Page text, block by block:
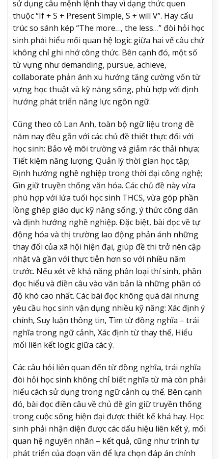
sử dụng câu mệnh lệnh thay vì dạng thức quen
thuộc “If + S + Present Simple, S + will V”. Hay cấu
trúc so sánh kép “The more…, the less…” đòi hỏi học
sinh phải hiểu mối quan hệ logic giữa hai vế câu chứ
không chỉ ghi nhớ công thức. Bên cạnh đó, một số
từ vựng như demanding, pursue, achieve,
collaborate phản ánh xu hướng tăng cường vốn từ
vựng học thuật và kỹ năng sống, phù hợp với định
hướng phát triển năng lực ngôn ngữ.
Cũng theo cô Lan Anh, toàn bộ ngữ liệu trong đề
năm nay đều gắn với các chủ đề thiết thực đối với
học sinh: Bảo vệ môi trường và giảm rác thải nhựa;
Tiết kiệm năng lượng; Quản lý thời gian học tập;
Định hướng nghề nghiệp trong thời đại công nghệ;
Gìn giữ truyền thống văn hóa. Các chủ đề này vừa
phù hợp với lứa tuổi học sinh THCS, vừa góp phần
lồng ghép giáo dục kỹ năng sống, ý thức công dân
và định hướng nghề nghiệp. Đặc biệt, bài đọc về tự
động hóa và thị trường lao động phản ánh những
thay đổi của xã hội hiện đại, giúp đề thi trở nên cập
nhật và gần với thực tiễn hơn so với nhiều năm
trước. Nếu xét về khả năng phân loại thí sinh, phần
đọc hiểu và điền câu vào văn bản là những phần có
độ khó cao nhất. Các bài đọc không quá dài nhưng
yêu cầu học sinh vận dụng nhiều kỹ năng: Xác định ý
chính, Suy luận thông tin, Tìm từ đồng nghĩa – trái
nghĩa trong ngữ cảnh, Xác định từ thay thế, Hiểu
mối liên kết logic giữa các ý.
Các câu hỏi liên quan đến từ đồng nghĩa, trái nghĩa
đòi hỏi học sinh không chỉ biết nghĩa từ mà còn phải
hiểu cách sử dụng trong ngữ cảnh cụ thể. Bên cạnh
đó, bài đọc điền câu về chủ đề gìn giữ truyền thống
trong cuộc sống hiện đại được thiết kế khá hay. Học
sinh phải nhận diện được các dấu hiệu liên kết ý, mối
quan hệ nguyên nhân – kết quả, cũng như trình tự
phát triển của đoạn văn để lựa chọn đáp án chính